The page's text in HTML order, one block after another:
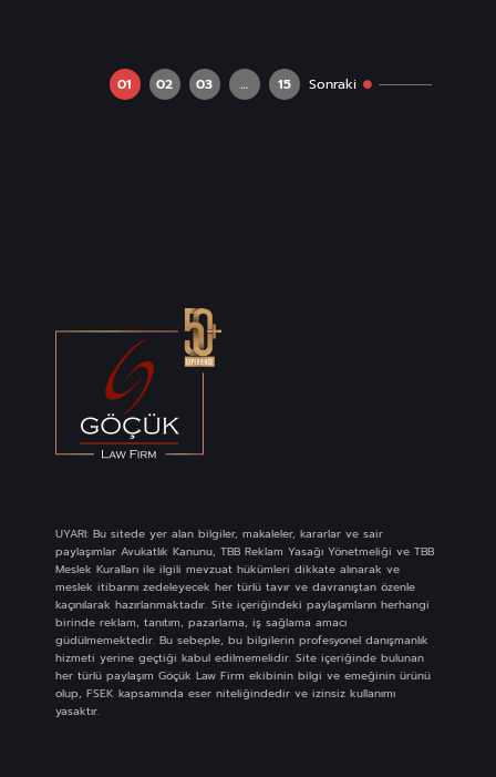
01 02 03 … 15 Sonraki
UYARI: Bu sitede yer alan bilgiler, makaleler, kararlar ve sair
paylaşımlar Avukatlık Kanunu, TBB Reklam Yasağı Yönetmeliği ve TBB
Meslek Kuralları ile ilgili mevzuat hükümleri dikkate alınarak ve
meslek itibarını zedeleyecek her türlü tavır ve davranıştan özenle
kaçınılarak hazırlanmaktadır. Site içeriğindeki paylaşımların herhangi
birinde reklam, tanıtım, pazarlama, iş sağlama amacı
güdülmemektedir. Bu sebeple, bu bilgilerin profesyonel danışmanlık
hizmeti yerine geçtiği kabul edilmemelidir. Site içeriğinde bulunan
her türlü paylaşım Göçük Law Firm ekibinin bilgi ve emeğinin ürünü
olup, FSEK kapsamında eser niteliğindedir ve izinsiz kullanımı
yasaktır.